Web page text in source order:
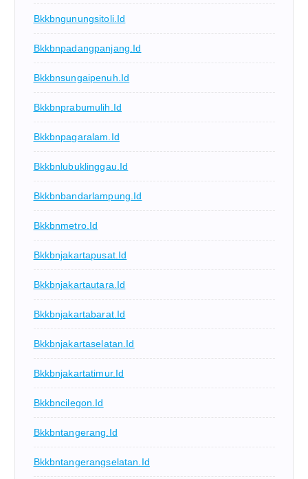
Bkkbngunungsitoli.id
Bkkbnpadangpanjang.id
Bkkbnsungaipenuh.id
Bkkbnprabumulih.id
Bkkbnpagaralam.id
Bkkbnlubuklinggau.id
Bkkbnbandarlampung.id
Bkkbnmetro.id
Bkkbnjakartapusat.id
Bkkbnjakartautara.id
Bkkbnjakartabarat.id
Bkkbnjakartaselatan.id
Bkkbnjakartatimur.id
Bkkbncilegon.id
Bkkbntangerang.id
Bkkbntangerangselatan.id